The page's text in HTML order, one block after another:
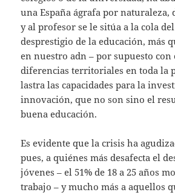
una España ágrafa por naturaleza,
y al profesor se le sitúa a la cola
desprestigio de la educación, más
en nuestro adn – por supuesto con
diferencias territoriales en toda la
lastra las capacidades para la
innovación, que no son sino el
buena educación.
Es evidente que la crisis ha
pues, a quiénes más desafecta el
jóvenes – el 51% de 18 a 25 años
trabajo – y mucho más a aquellos